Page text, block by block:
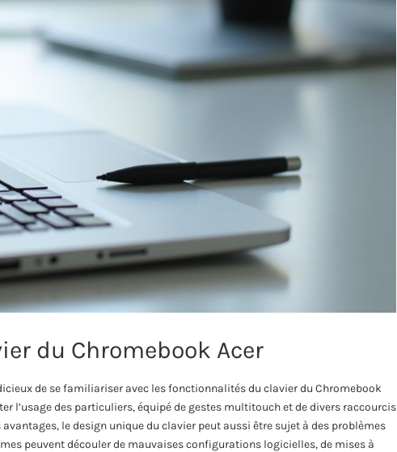
du Chromebook Acer
de se familiariser avec les fonctionnalités du clavier du Chromebook
l’usage des particuliers, équipé de gestes multitouch et de divers raccourcis
le design unique du clavier peut aussi être sujet à des problèmes
peuvent découler de mauvaises configurations logicielles, de mises à